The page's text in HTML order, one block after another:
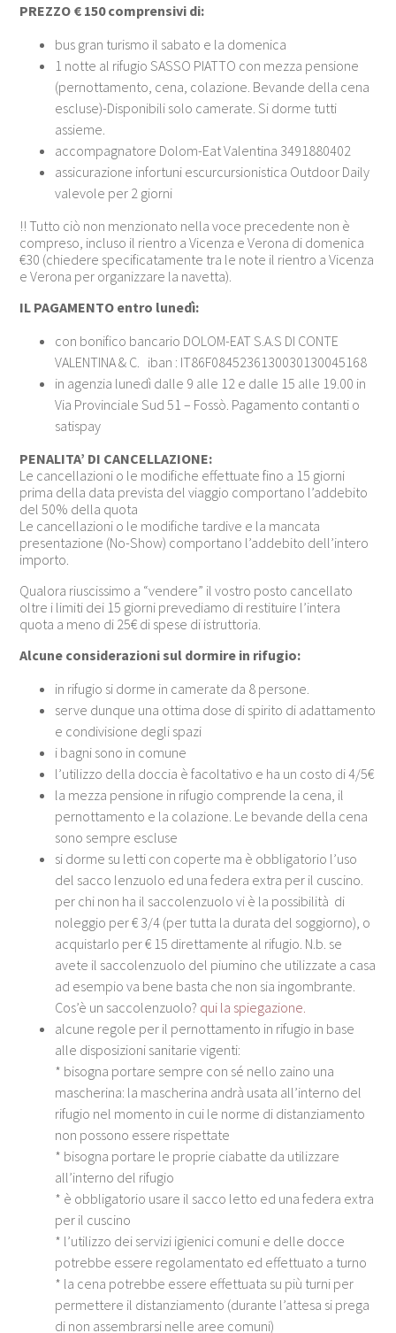
PREZZO € 150 comprensivi di:
bus gran turismo il sabato e la domenica
1 notte al rifugio SASSO PIATTO con mezza pensione
(pernottamento, cena, colazione. Bevande della cena
escluse)-Disponibili solo camerate. Si dorme tutti
assieme.
accompagnatore Dolom-Eat Valentina 3491880402
assicurazione infortuni escurcursionistica Outdoor Daily
valevole per 2 giorni
!! Tutto ciò non menzionato nella voce precedente non è
compreso, incluso il rientro a Vicenza e Verona di domenica
€30 (chiedere specificatamente tra le note il rientro a Vicenza
e Verona per organizzare la navetta).
IL PAGAMENTO entro lunedì:
con bonifico bancario DOLOM-EAT S.A.S DI CONTE
VALENTINA & C. iban : IT86F0845236130030130045168
in agenzia lunedì dalle 9 alle 12 e dalle 15 alle 19.00 in
Via Provinciale Sud 51 – Fossò. Pagamento contanti o
satispay
PENALITA’ DI CANCELLAZIONE:
Le cancellazioni o le modifiche effettuate fino a 15 giorni
prima della data prevista del viaggio comportano l’addebito
del 50% della quota
Le cancellazioni o le modifiche tardive e la mancata
presentazione (No-Show) comportano l’addebito dell’intero
importo.
Qualora riuscissimo a “vendere” il vostro posto cancellato
oltre i limiti dei 15 giorni prevediamo di restituire l’intera
quota a meno di 25€ di spese di istruttoria.
Alcune considerazioni sul dormire in rifugio:
in rifugio si dorme in camerate da 8 persone.
serve dunque una ottima dose di spirito di adattamento
e condivisione degli spazi
i bagni sono in comune
l’utilizzo della doccia è facoltativo e ha un costo di 4/5€
la mezza pensione in rifugio comprende la cena, il
pernottamento e la colazione. Le bevande della cena
sono sempre escluse
si dorme su letti con coperte ma è obbligatorio l’uso
del sacco lenzuolo ed una federa extra per il cuscino.
per chi non ha il saccolenzuolo vi è la possibilità di
noleggio per € 3/4 (per tutta la durata del soggiorno), o
acquistarlo per € 15 direttamente al rifugio. N.b. se
avete il saccolenzuolo del piumino che utilizzate a casa
ad esempio va bene basta che non sia ingombrante.
Cos’è un saccolenzuolo? qui la spiegazione.
alcune regole per il pernottamento in rifugio in base
alle disposizioni sanitarie vigenti:
* bisogna portare sempre con sé nello zaino una
mascherina: la mascherina andrà usata all’interno del
rifugio nel momento in cui le norme di distanziamento
non possono essere rispettate
* bisogna portare le proprie ciabatte da utilizzare
all’interno del rifugio
* è obbligatorio usare il sacco letto ed una federa extra
per il cuscino
* l’utilizzo dei servizi igienici comuni e delle docce
potrebbe essere regolamentato ed effettuato a turno
* la cena potrebbe essere effettuata su più turni per
permettere il distanziamento (durante l’attesa si prega
di non assembrarsi nelle aree comuni)